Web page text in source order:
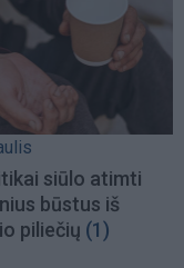
siūlo atimti
būstus iš
piliečių (1)